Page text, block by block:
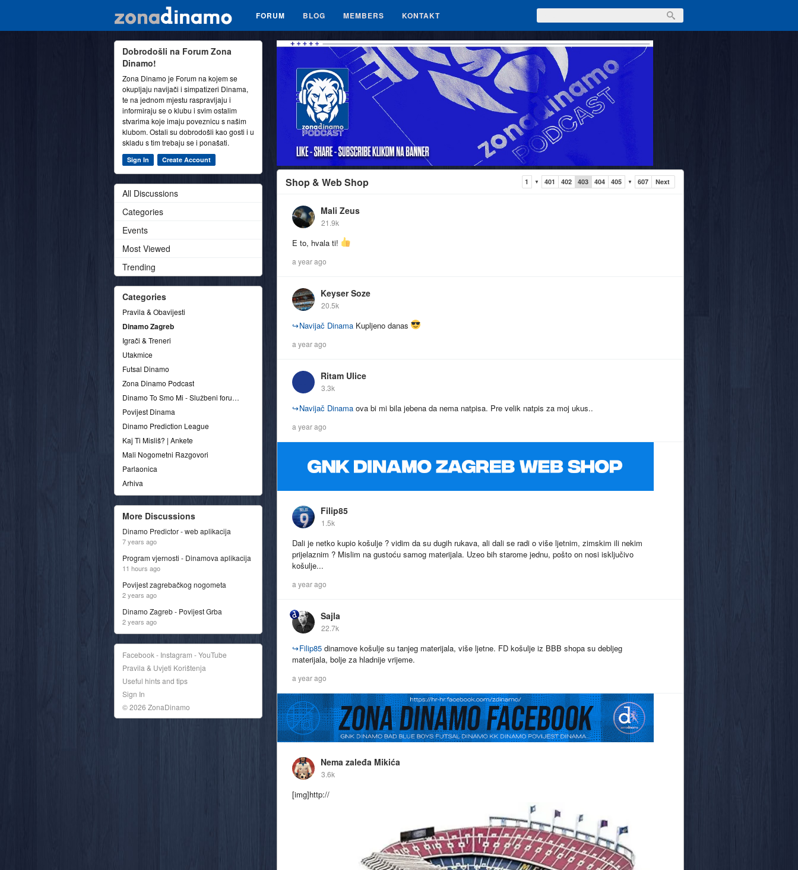
FORUM BLOG MEMBERS KONTAKT
Shop & Web Shop 1 ▼ 401 402 403 404 405 ▼ 607 Next
Mali Zeus
21.9k
E to, hvala ti!
a year ago
Keyser Soze
20.5k
↪Navijač Dinama Kupljeno danas
a year ago
Ritam Ulice
3.3k
↪Navijač Dinama ova bi mi bila jebena da nema natpisa. Pre velik natpis za moj ukus..
a year ago
Filip85
1.5k
Dali je netko kupio košulje ? vidim da su dugih rukava, ali dali se radi o više ljetnim, zimskim ili nekim
prijelaznim ? Mislim na gustoću samog materijala. Uzeo bih starome jednu, pošto on nosi isključivo
košulje...
a year ago
Sajla
22.7k
↪Filip85 dinamove košulje su tanjeg materijala, više ljetne. FD košulje iz BBB shopa su debljeg
materijala, bolje za hladnije vrijeme.
a year ago
Nema zaleđa Mikića
3.6k
[img]http://
Dobrodošli na Forum Zona
Dinamo!
Zona Dinamo je Forum na kojem se
okupljaju navijači i simpatizeri Dinama,
te na jednom mjestu raspravljaju i
informiraju se o klubu i svim ostalim
stvarima koje imaju poveznicu s našim
klubom. Ostali su dobrodošli kao gosti i u
skladu s tim trebaju se i ponašati.
Sign In Create Account
All Discussions
Categories
Events
Most Viewed
Trending
Categories
Pravila & Obavijesti
Dinamo Zagreb
Igrači & Treneri
Utakmice
Futsal Dinamo
Zona Dinamo Podcast
Dinamo To Smo Mi - Službeni forum udruge
Povijest Dinama
Dinamo Prediction League
Kaj Ti Misliš? | Ankete
Mali Nogometni Razgovori
Parlaonica
Arhiva
More Discussions
Dinamo Predictor - web aplikacija
7 years ago
Program vjernosti - Dinamova aplikacija
11 hours ago
Povijest zagrebačkog nogometa
2 years ago
Dinamo Zagreb - Povijest Grba
2 years ago
Facebook - Instagram - YouTube
Pravila & Uvjeti Korištenja
Useful hints and tips
Sign In
© 2026 ZonaDinamo